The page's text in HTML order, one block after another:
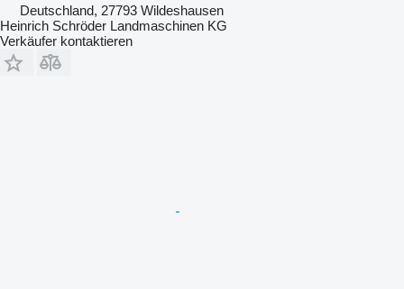
Deutschland, 27793 Wildeshausen
Heinrich Schröder Landmaschinen KG
Verkäufer kontaktieren